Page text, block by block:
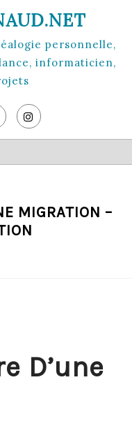
personnelle,
informaticien,
MIGRATION –
D’une